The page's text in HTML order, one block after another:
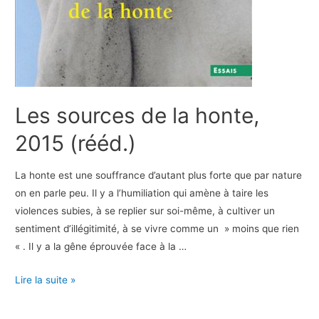
Les sources de la honte,
2015 (rééd.)
La honte est une souffrance d’autant plus forte que par nature
on en parle peu. Il y a l’humiliation qui amène à taire les
violences subies, à se replier sur soi-même, à cultiver un
sentiment d’illégitimité, à se vivre comme un » moins que rien
« . Il y a la gêne éprouvée face à la …
Les
Lire la suite »